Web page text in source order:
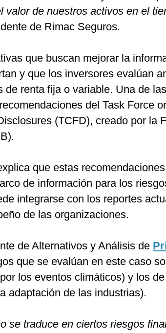
valor de nuestros activos en el
de Rimac Seguros.
que buscan mejorar la
y que los inversores evalúan
de renta fija o variable. Una de
del Task Force
(TCFD), creado por la
que estas recomendaciones
de información para los
integrarse con los reportes
de las organizaciones.
de Alternativos y Análisis de
que se evalúan en este caso
los eventos climáticos) y los
adaptación de las industrias).
se traduce en ciertos riesgos